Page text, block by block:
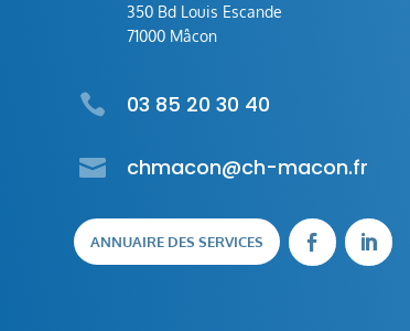
350 Bd Louis Escande
71000 Mâcon
 03 85 20 30 40
 chmacon@ch-macon.fr
ANNUAIRE DES SERVICES  